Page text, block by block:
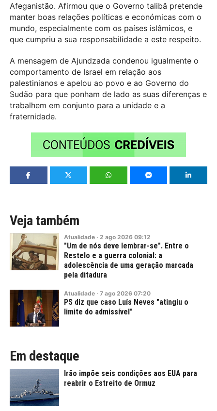
Afeganistão. Afirmou que o Governo talibã pretende
manter boas relações políticas e económicas com o
mundo, especialmente com os países islâmicos, e
que cumpriu a sua responsabilidade a este respeito.
A mensagem de Ajundzada condenou igualmente o
comportamento de Israel em relação aos
palestinianos e apelou ao povo e ao Governo do
Sudão para que ponham de lado as suas diferenças e
trabalhem em conjunto para a unidade e a
fraternidade.
Veja também
Atualidade · 2 ago 2026 09:12
"Um de nós deve lembrar-se". Entre o
Restelo e a guerra colonial: a
adolescência de uma geração marcada
pela ditadura
Atualidade · 7 ago 2026 07:20
PS diz que caso Luís Neves "atingiu o
limite do admissível"
Em destaque
Irão impõe seis condições aos EUA para
reabrir o Estreito de Ormuz